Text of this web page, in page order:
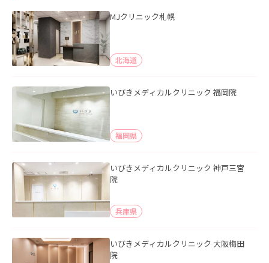
MJクリニック札幌
北海道
いびきメディカルクリニック 福岡院
福岡県
いびきメディカルクリニック 神戸三宮
院
兵庫県
いびきメディカルクリニック 大阪梅田
院